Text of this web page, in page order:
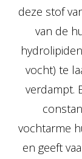
deze stof
van de
vocht) te
verdampt.
vochtarme
en geeft